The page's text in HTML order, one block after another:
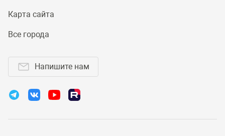
Карта сайта
Все города
Напишите нам